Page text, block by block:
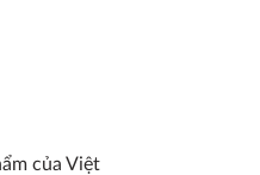
của Việt